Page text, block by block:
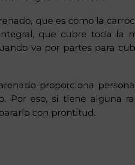
que es como la
que cubre toda la
va por partes para
proporciona
Por eso, si tiene alguna
con prontitud.